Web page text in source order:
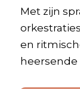
Met zijn
en